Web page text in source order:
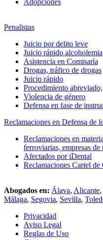
Adopciones
Penalistas
Juicio por delito leve
Juicio rápido alcoholemia
Asistencia en Comisaría
Drogas, tráfico de drogas
Juicio rápido
Procedimiento
Violencia de género
Defensa en fase de
Reclamaciones en Defensa de
Reclamaciones en
ferroviarias, empresas de
Afectados por iDental
Reclamaciones Cartel de
Abogados en: Álava, Alicante,
Málaga, Segovia, Sevilla,
Privacidad
Aviso Legal
Reglas de Uso